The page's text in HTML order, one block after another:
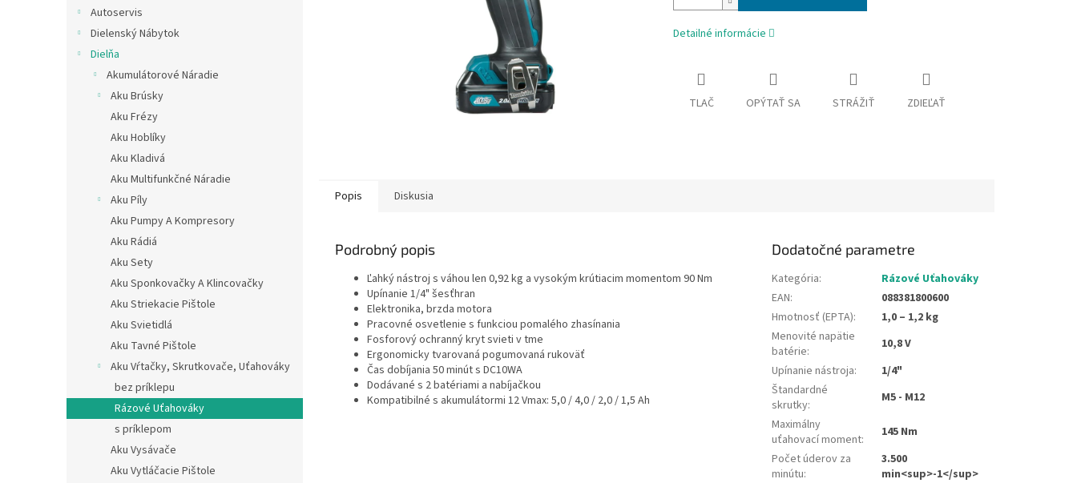
Autoservis
Dielenský Nábytok
Dielňa
Akumulátorové Náradie
Aku Brúsky
Aku Frézy
Aku Hoblíky
Aku Kladivá
Aku Multifunkčné Náradie
Aku Píly
Aku Pumpy A Kompresory
Aku Rádiá
Aku Sety
Aku Sponkovačky A Klincovačky
Aku Striekacie Pištole
Aku Svietidlá
Aku Tavné Pištole
Aku Vŕtačky, Skrutkovače, Uťahováky
bez príklepu
Rázové Uťahováky
s príklepom
Aku Vysávače
Aku Vytláčacie Pištole
Detailné informácie
TLAČ OPÝTAŤ SA STRÁŽIŤ ZDIEĽAŤ
Popis Diskusia
Podrobný popis
Ľahký nástroj s váhou len 0,92 kg a vysokým krútiacim momentom 90 Nm
Upínanie 1/4" šesťhran
Elektronika, brzda motora
Pracovné osvetlenie s funkciou pomalého zhasínania
Fosforový ochranný kryt svieti v tme
Ergonomicky tvarovaná pogumovaná rukoväť
Čas dobíjania 50 minút s DC10WA
Dodávané s 2 batériami a nabíjačkou
Kompatibilné s akumulátormi 12 Vmax: 5,0 / 4,0 / 2,0 / 1,5 Ah
Dodatočné parametre
Kategória:
Rázové Uťahováky
EAN:
088381800600
Hmotnosť (EPTA):
1,0 – 1,2 kg
Menovité napätie
batérie:
10,8 V
Upínanie nástroja:
1/4"
Štandardné
skrutky:
M5 - M12
Maximálny
uťahovací moment:
145 Nm
Počet úderov za
minútu:
3.500
min<sup>-1</sup>